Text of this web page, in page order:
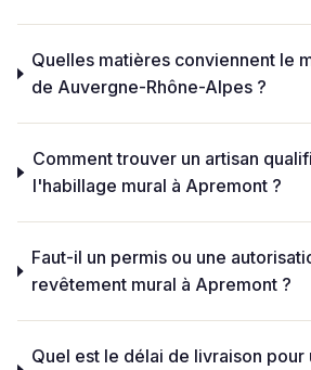
Quelles matières conviennent le
de Auvergne-Rhône-Alpes ?
Comment trouver un artisan
l'habillage mural à Apremont ?
Faut-il un permis ou une
revêtement mural à Apremont ?
Quel est le délai de livraison pour